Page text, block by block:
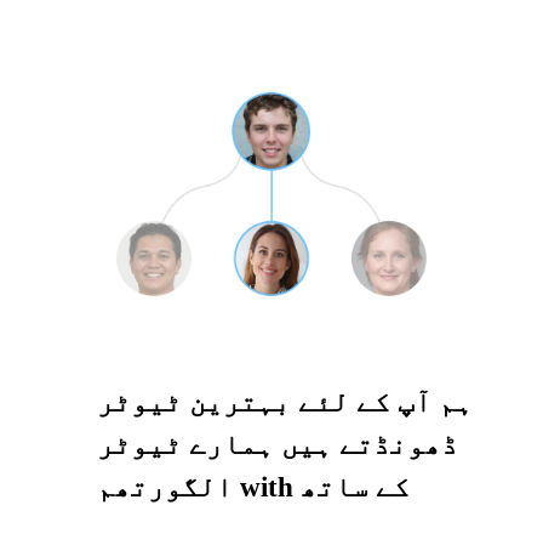
ہم آپ کے لئے بہترین ٹیوٹر
ڈھونڈتے ہیں ہمارے ٹیوٹر
الگورتھم with کے ساتھ